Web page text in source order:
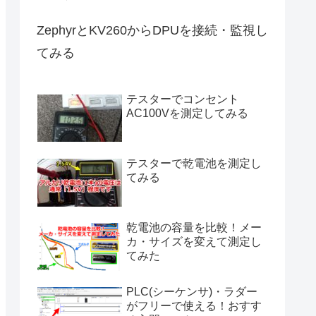
ZephyrとKV260からDPUを接続・監視し
てみる
テスターでコンセント
AC100Vを測定してみる
テスターで乾電池を測定し
てみる
乾電池の容量を比較！メー
カ・サイズを変えて測定し
てみた
PLC(シーケンサ)・ラダー
がフリーで使える！おすす